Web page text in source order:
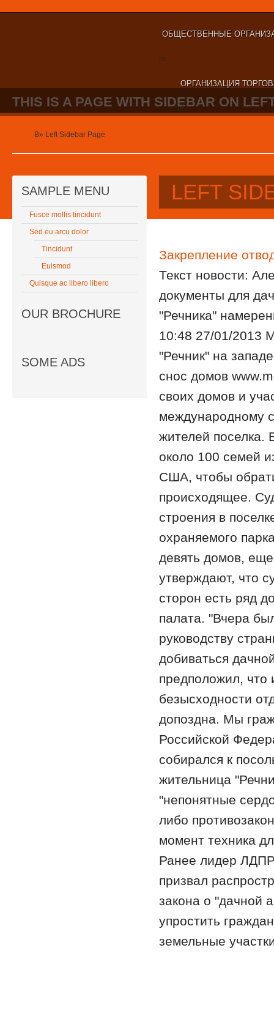
ОБЩЕСТВЕННЫЕ
nt
ОРГАНИЗАЦИЯ
nt
THIS IS A PAGE WITH SIDEBAR ON
В» Left Sidebar Page
SAMPLE MENU
Fusce mollis tincidunt
Sed eu arcu dolor
Tincidunt
Euismod
Quisque ac libero libero
OUR BROCHURE
SOME ADS
LEFT
Закрепление
Текст новости:
документы для
"Речника"
10:48 27/01/2013
"Речник" на
снос домов
своих домов и
международному
жителей поселка.
около 100 семей
США, чтобы
происходящее.
строения в
охраняемого
девять домов,
утверждают, что
сторон есть ряд
палата. "Вчера
руководству
добиваться
предположил, что
безысходности
допоздна. Мы
Российской
собирался к
жительница
"непонятные
либо
момент техника
Ранее лидер
призвал
закона о "дачной
упростить
земельные